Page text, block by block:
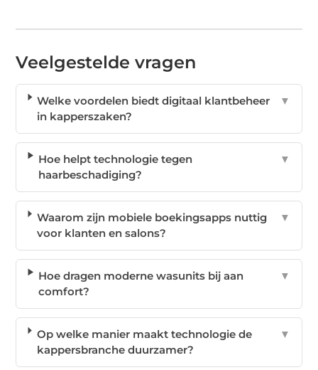
Veelgestelde vragen
Welke voordelen biedt digitaal klantbeheer
in kapperszaken?
▼
Hoe helpt technologie tegen
haarbeschadiging?
▼
Waarom zijn mobiele boekingsapps nuttig
voor klanten en salons?
▼
Hoe dragen moderne wasunits bij aan
comfort?
▼
Op welke manier maakt technologie de
kappersbranche duurzamer?
▼